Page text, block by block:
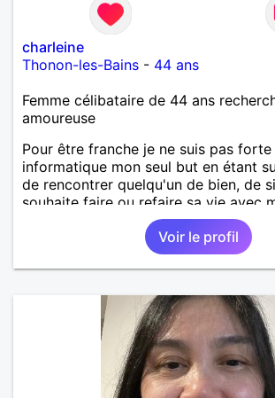
charleine
Thonon-les-Bains - 44 ans
Femme célibataire de 44 ans
amoureuse
Pour être franche je ne suis pas forte
informatique mon seul but en étant
de rencontrer quelqu'un de bien, de
souhaite faire ou refaire sa vie avec
Voir le profil